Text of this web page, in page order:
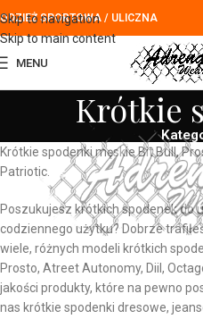
Skip to navigation
Skip to main content
ODZIEŻ SPORTOWA / ULICZNA
MENU
Krótkie
Krótkie spodenki męskie Bit Bull,
Patriotic.
Poszukujesz krótkich spodenek do
codziennego użytku? Dobrze
wiele, różnych modeli krótkich
Prosto, Atreet Autonomy, Diil,
jakości produkty, które na pewno
nas krótkie spodenki dresowe,